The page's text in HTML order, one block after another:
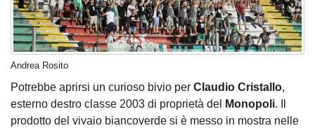
Andrea Rosito
Potrebbe aprirsi un curioso bivio per Claudio Cristallo,
esterno destro classe 2003 di proprietà del
Monopoli. Il
prodotto del vivaio biancoverde si è messo in mostra nelle